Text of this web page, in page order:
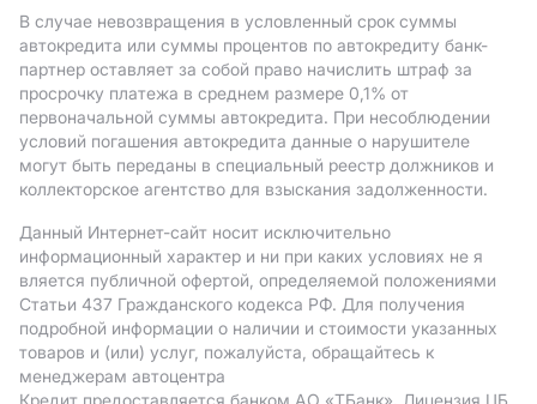
В случае невозвращения в условленный срок суммы
автокредита или суммы процентов по автокредиту банк-
партнер оставляет за собой право начислить штраф за
просрочку платежа в среднем размере 0,1% от
первоначальной суммы автокредита. При несоблюдении
условий погашения автокредита данные о нарушителе
могут быть переданы в специальный реестр должников и
коллекторское агентство для взыскания задолженности.
Данный Интернет-сайт носит исключительно
информационный характер и ни при каких условиях не я
вляется публичной офертой, определяемой положениями
Статьи 437 Гражданского кодекса РФ. Для получения
подробной информации о наличии и стоимости указанных
товаров и (или) услуг, пожалуйста, обращайтесь к
менеджерам автоцентра
Кредит предоставляется банком АO «ТБанк». Лицензия ЦБ